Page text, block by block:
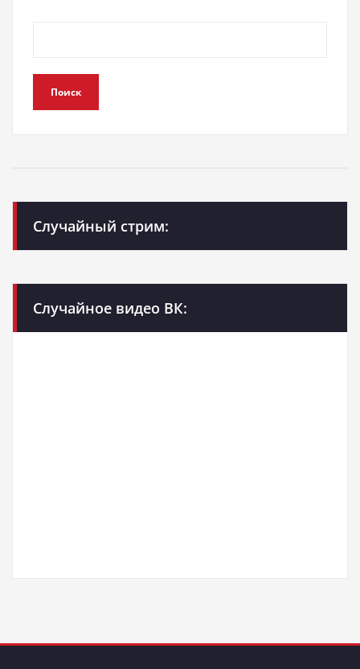
Поиск
Случайный стрим:
Случайное видео ВК: